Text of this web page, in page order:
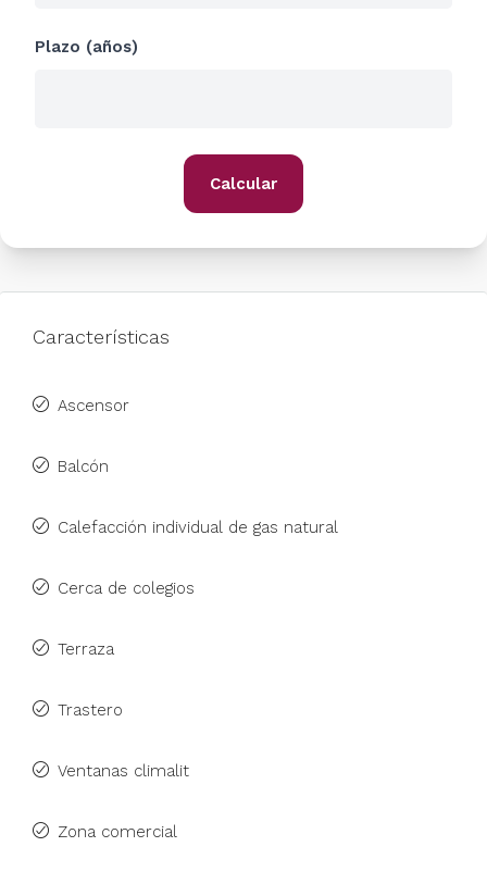
Plazo (años)
Calcular
Características
Ascensor
Balcón
Calefacción individual de gas natural
Cerca de colegios
Terraza
Trastero
Ventanas climalit
Zona comercial